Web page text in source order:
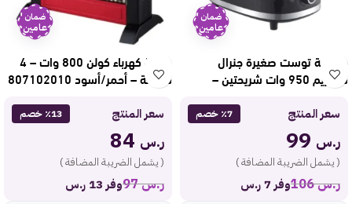
ضمان
عامين
حماصة توست صغيرة جنرال
سوبريم 950 وات شريحتين –
رمادي GSTO2BM
سعر المنتج ٪7 خصم
ر.س
( يشمل الضريبة المضافة )
ر.س106 وفر 7 ر.س
ضمان
عامين
دفاية كهرباء كولن 800 وات – 4
شمعة – أحمر/أسود 807102010
سعر المنتج ٪13 خصم
ر.س
( يشمل الضريبة المضافة )
ر.س97 وفر 13 ر.س